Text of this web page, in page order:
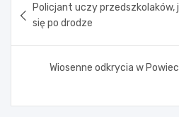
wpisu
Policjant uczy przedszkolaków,
się po drodze
Wiosenne odkrycia w